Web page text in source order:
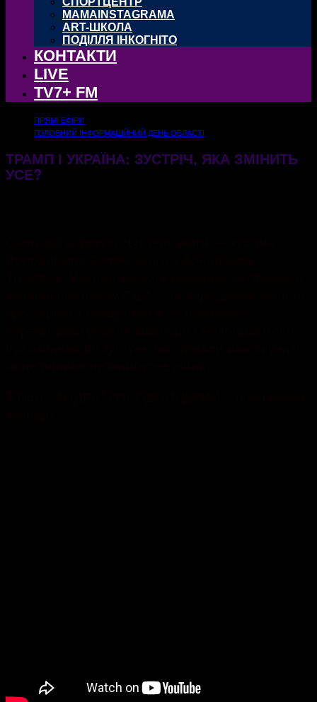
MAMAINSTAGRAMA
ART-ШКОЛА
ПОДІЛЛЯ ІНКОГНІТО
КОНТАКТИ
LIVE
TV7+ FM
ПРЯМІ ЕФІРИ
ГОЛОВНИЙ ІНФОРМАЦІЙНИЙ ДЕНЬ ОБЛАСТІ
ТРАМП І УКРАЇНА: ЗУСТРІЧ, ЯКА ЗМІНИТЬ
УСЕ?